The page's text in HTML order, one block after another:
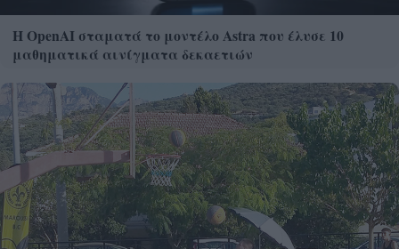
Η OpenAI σταματά το μοντέλο Astra που έλυσε 10
μαθηματικά αινίγματα δεκαετιών